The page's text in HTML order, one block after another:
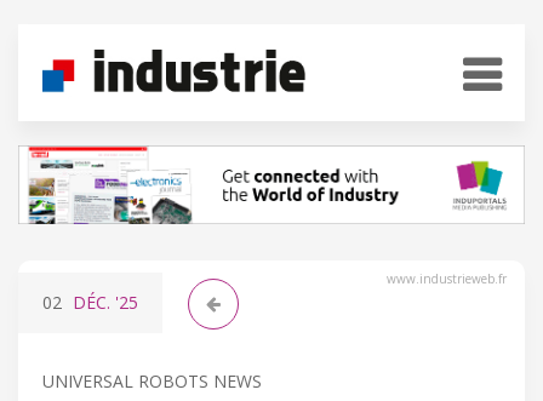
www.industrieweb.fr
02 DÉC. '25
UNIVERSAL ROBOTS NEWS